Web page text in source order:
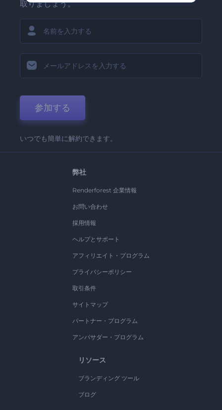
取りましょう。
参加する
いつでも簡単に解約できます。
弊社
Renderforest 企業情報
お問い合わせ
採用情報
ヘルプとサポート
アフィリエイト・プログラム
プライバシーポリシー
取引条件
サイトマップ
パートナー・プログラム
アンバサダー・プログラム
リソース
ブランディング ツール
ブログ